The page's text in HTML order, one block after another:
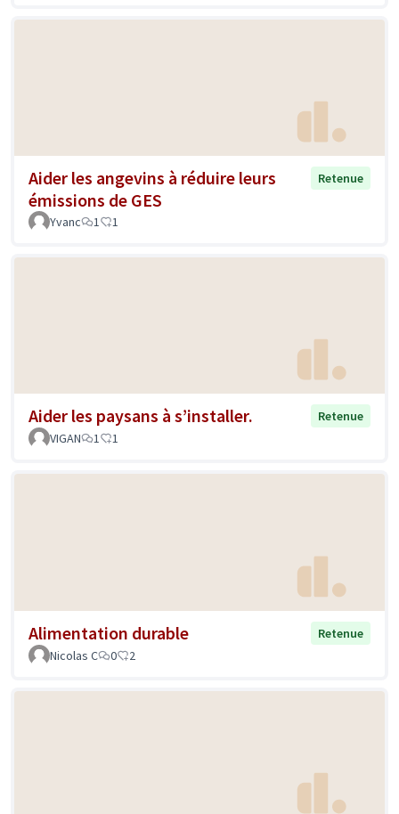
Aider les angevins à réduire leurs
émissions de GES
Retenue
Yvanc 1 1
Aider les paysans à s’installer.
Retenue
VIGAN
1 1
Alimentation durable
Retenue
Nicolas C
0 2